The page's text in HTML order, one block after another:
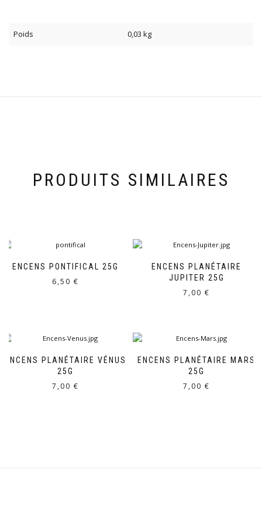
Poids 0,03 kg
PRODUITS SIMILAIRES
ENCENS PONTIFICAL 25G
6,50 €
ENCENS PLANÉTAIRE
JUPITER 25G
7,00 €
ENCENS PLANÉTAIRE VÉNUS
25G
7,00 €
ENCENS PLANÉTAIRE MARS
25G
7,00 €